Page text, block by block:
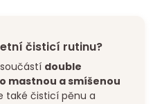
čisticí rutinu?
double
mastnou a smíšenou
také čisticí pěnu a